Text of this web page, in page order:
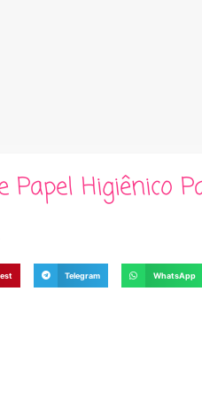
Papel Higiênico
Telegram WhatsApp